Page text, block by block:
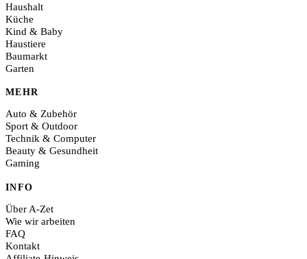
Haushalt
Küche
Kind & Baby
Haustiere
Baumarkt
Garten
MEHR
Auto & Zubehör
Sport & Outdoor
Technik & Computer
Beauty & Gesundheit
Gaming
INFO
Über A-Zet
Wie wir arbeiten
FAQ
Kontakt